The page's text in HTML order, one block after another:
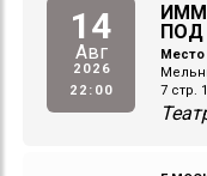
14
Авг
2026
22:00
7 стр. 1